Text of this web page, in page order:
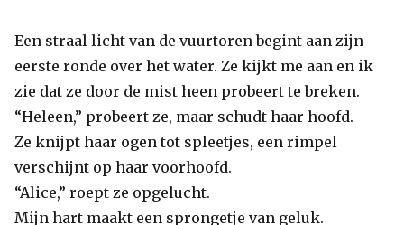
Een straal licht van de vuurtoren begint aan zijn
eerste ronde over het water. Ze kijkt me aan en ik
zie dat ze door de mist heen probeert te breken.
“Heleen,” probeert ze, maar schudt haar hoofd.
Ze knijpt haar ogen tot spleetjes, een rimpel
verschijnt op haar voorhoofd.
“Alice,” roept ze opgelucht.
Mijn hart maakt een sprongetje van geluk.